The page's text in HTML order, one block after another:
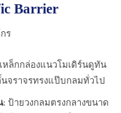
Barrier
ร
หล็กกล่องแนวโมเดิร์นดูทัน
จราจรทรงแป๊บกลมทั่วไป
: ป้ายวงกลมตรงกลางขนาด